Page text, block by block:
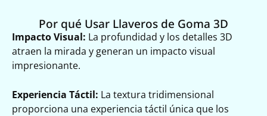
Por qué Usar Llaveros de Goma 3D
Impacto Visual: La profundidad y los detalles 3D
atraen la mirada y generan un impacto visual
impresionante.
Experiencia Táctil: La textura tridimensional
proporciona una experiencia táctil única que los